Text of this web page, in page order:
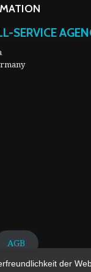
der
SERVICE
AGB